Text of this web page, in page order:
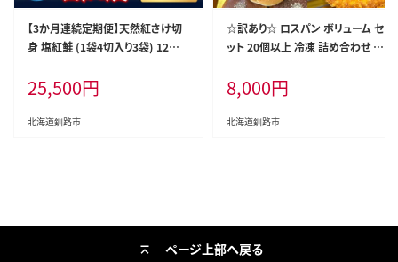
【3か月連続定期便】天然紅さけ切
身 塩紅鮭 (1袋4切入り3袋) 12切
小分け
25,500円
北海道釧路市
☆訳あり☆ ロスパン ボリューム セ
ット 20個以上 冷凍 詰め合わせ お
ードロス SDGs サステナブル コス
パ 大容量 便利 レンチン 時短 総菜
パン 菓子パン パン セレクトパン
8,000円
北海道釧路市
ページ上部へ戻る